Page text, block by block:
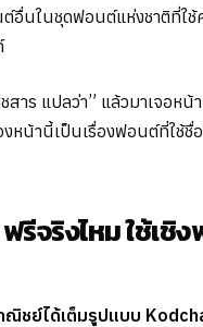
อื่นในชุดฟอนต์แห่งชาติที่ใช้
สาร แปลว่า” แล้วมาเจอห
หน้านี้เป็นเรื่องฟอนต์ที่ใช้ชื่
รีจริงไหม ใช้เชิ
ณิชย์ได้เต็มรูปแบบ